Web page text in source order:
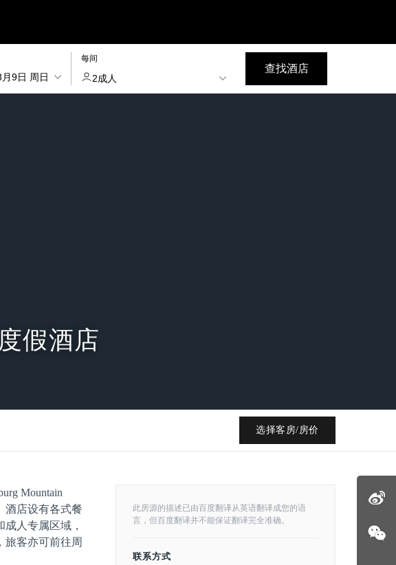
9日 周日
每间
2成人
查找酒店
假酒店
选择客房/房价
Mountain
酒店设有各式餐
人专属区域，
旅客亦可前往周
此房源的描述已由百度翻译从英语翻译成您的语
言，但百度翻译并不能保证翻译完全准确。
联系方式